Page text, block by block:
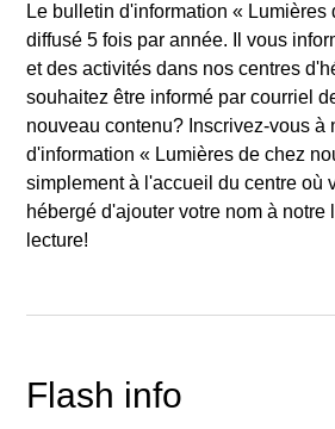
Le bulletin d'information « Lumières
diffusé 5 fois par année. Il vous
et des activités dans nos centres
souhaitez être informé par courriel
nouveau contenu? Inscrivez-vous à
d'information « Lumières de chez
simplement à l'accueil du centre où
hébergé d'ajouter votre nom à notre
lecture!
Flash info